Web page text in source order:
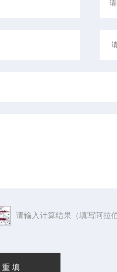
请输入计算结果（填写阿拉